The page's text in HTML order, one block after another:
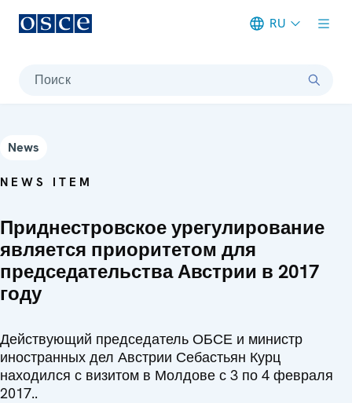
RU
Поиск
News
NEWS ITEM
Приднестровское урегулирование
является приоритетом для
председательства Австрии в 2017
году
Действующий председатель ОБСЕ и министр
иностранных дел Австрии Себастьян Курц
находился с визитом в Молдове с 3 по 4 февраля
2017..